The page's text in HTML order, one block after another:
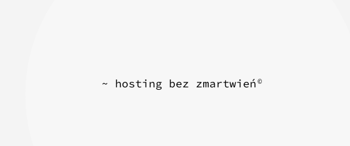
~ hosting bez zmartwień
©